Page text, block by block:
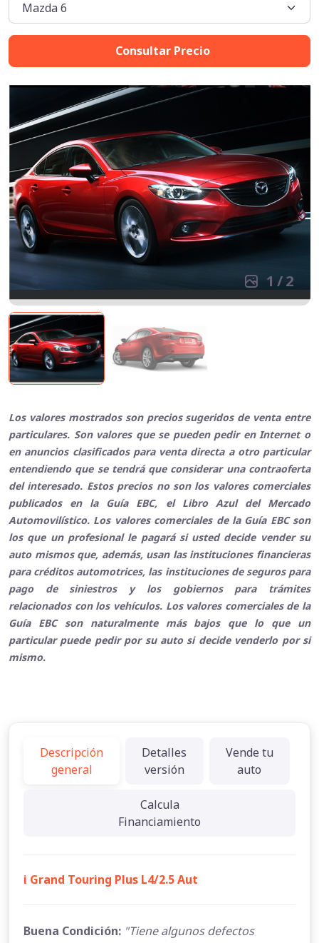
Consultar Precio
1 /2
Los valores mostrados son precios sugeridos de venta entre
particulares. Son valores que se pueden pedir en Internet o
en anuncios clasificados para venta directa a otro particular
entendiendo que se tendrá que considerar una contraoferta
del interesado. Estos precios no son los valores comerciales
publicados en la Guía EBC, el Libro Azul del Mercado
Automovilístico. Los valores comerciales de la Guía EBC son
los que un profesional le pagará si usted decide vender su
auto mismos que, además, usan las instituciones financieras
para créditos automotrices, las instituciones de seguros para
pago de siniestros y los gobiernos para trámites
relacionados con los vehículos. Los valores comerciales de la
Guía EBC son naturalmente más bajos que lo que un
particular puede pedir por su auto si decide venderlo por si
mismo.
Descripción
general
Detalles
versión
Vende tu
auto
Calcula
Financiamiento
i Grand Touring Plus L4/2.5 Aut
Buena Condición: "Tiene algunos defectos